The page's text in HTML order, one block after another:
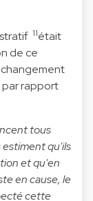
11était
de ce
rapport
tous
estiment qu'ils
et qu'en
en cause, le
cette